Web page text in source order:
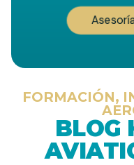
FORMACIÓN,
BLOG